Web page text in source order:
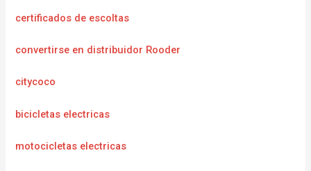
certificados de escoltas
convertirse en distribuidor Rooder
citycoco
bicicletas electricas
motocicletas electricas